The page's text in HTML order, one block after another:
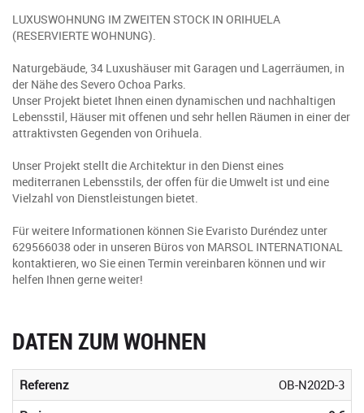
LUXUSWOHNUNG IM ZWEITEN STOCK IN ORIHUELA
(RESERVIERTE WOHNUNG).
Naturgebäude, 34 Luxushäuser mit Garagen und Lagerräumen, in
der Nähe des Severo Ochoa Parks.
Unser Projekt bietet Ihnen einen dynamischen und nachhaltigen
Lebensstil, Häuser mit offenen und sehr hellen Räumen in einer der
attraktivsten Gegenden von Orihuela.
Unser Projekt stellt die Architektur in den Dienst eines
mediterranen Lebensstils, der offen für die Umwelt ist und eine
Vielzahl von Dienstleistungen bietet.
Für weitere Informationen können Sie Evaristo Duréndez unter
629566038 oder in unseren Büros von MARSOL INTERNATIONAL
kontaktieren, wo Sie einen Termin vereinbaren können und wir
helfen Ihnen gerne weiter!
DATEN ZUM WOHNEN
Referenz
OB-N202D-3